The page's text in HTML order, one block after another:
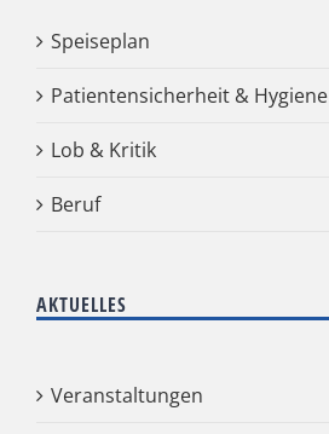
Speiseplan
Patientensicherheit & Hygiene
Lob & Kritik
Beruf
AKTUELLES
Veranstaltungen